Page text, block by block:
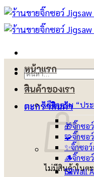
ข้าม
ไป
ยัง
ค้นหา:
ตะกร้าสินค้า
ไม่มีสินค้าในต
หน้าแรก
สินค้าของเรา
เลือกตาม “ปร
🎁จิ๊กซอ
🧩จิ๊กซอ
✨จิ๊กซอ
🪵จิ๊กซอ
🖼️Wall